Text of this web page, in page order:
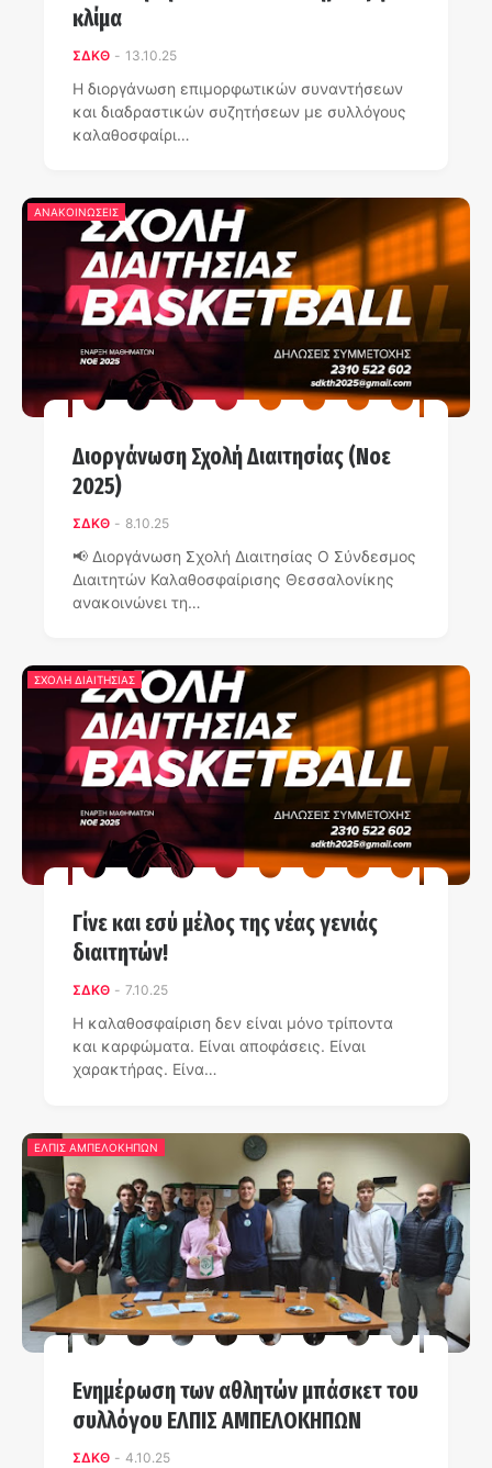
κλίμα
ΣΔΚΘ - 13.10.25
Η διοργάνωση επιμορφωτικών συναντήσεων
και διαδραστικών συζητήσεων με συλλόγους
καλαθοσφαίρι…
ΑΝΑΚΟΙΝΩΣΕΙΣ
Διοργάνωση Σχολή Διαιτησίας (Νοε
2025)
ΣΔΚΘ - 8.10.25
📢 Διοργάνωση Σχολή Διαιτησίας Ο Σύνδεσμος
Διαιτητών Καλαθοσφαίρισης Θεσσαλονίκης
ανακοινώνει τη…
ΣΧΟΛΗ ΔΙΑΙΤΗΣΙΑΣ
Γίνε και εσύ μέλος της νέας γενιάς
διαιτητών!
ΣΔΚΘ - 7.10.25
Η καλαθοσφαίριση δεν είναι μόνο τρίποντα
και καρφώματα. Είναι αποφάσεις. Είναι
χαρακτήρας. Είνα…
ΕΛΠΙΣ ΑΜΠΕΛΟΚΗΠΩΝ
Ενημέρωση των αθλητών μπάσκετ του
συλλόγου ΕΛΠΙΣ ΑΜΠΕΛΟΚΗΠΩΝ
ΣΔΚΘ - 4.10.25